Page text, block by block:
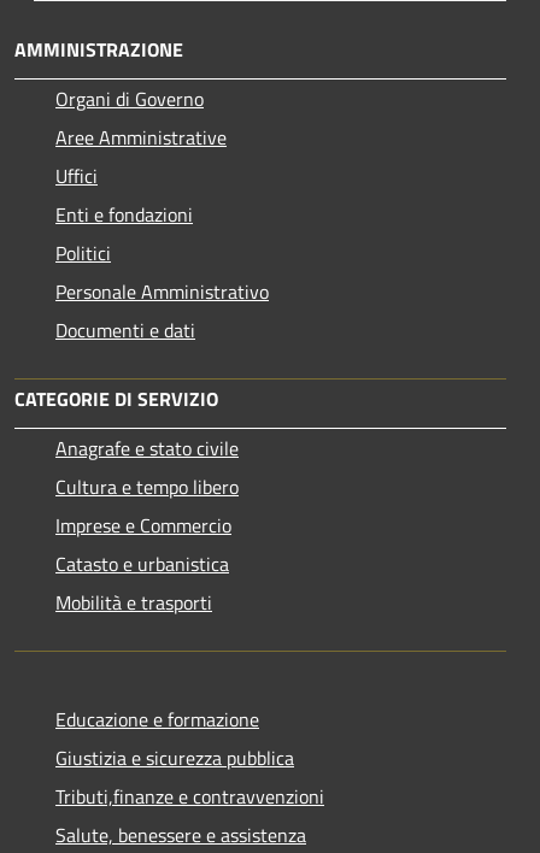
AMMINISTRAZIONE
Organi di Governo
Aree Amministrative
Uffici
Enti e fondazioni
Politici
Personale Amministrativo
Documenti e dati
CATEGORIE DI SERVIZIO
Anagrafe e stato civile
Cultura e tempo libero
Imprese e Commercio
Catasto e urbanistica
Mobilità e trasporti
Educazione e formazione
Giustizia e sicurezza pubblica
Tributi,finanze e contravvenzioni
Salute, benessere e assistenza